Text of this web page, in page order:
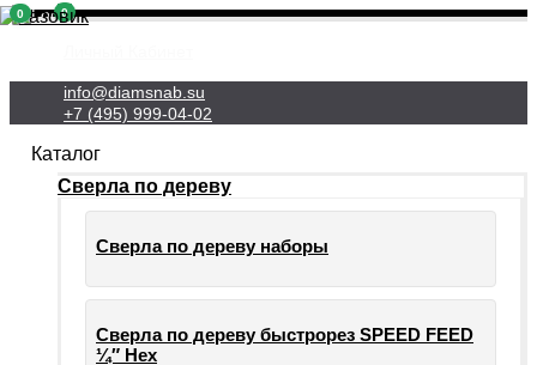
info@diamsnab.su
+7 (495) 999-04-02
0
Каталог
Сверла по дереву
Сверла по дереву наборы
Сверла по дереву быстрорез SPEED FEED
¼″ Hex
0